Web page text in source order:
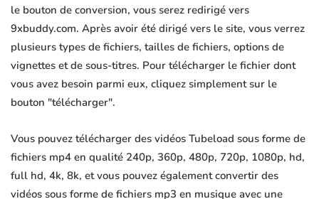
le bouton de conversion, vous serez redirigé vers
9xbuddy.com. Après avoir été dirigé vers le site, vous verrez
plusieurs types de fichiers, tailles de fichiers, options de
vignettes et de sous-titres. Pour télécharger le fichier dont
vous avez besoin parmi eux, cliquez simplement sur le
bouton "télécharger".
Vous pouvez télécharger des vidéos Tubeload sous forme de
fichiers mp4 en qualité 240p, 360p, 480p, 720p, 1080p, hd,
full hd, 4k, 8k, et vous pouvez également convertir des
vidéos sous forme de fichiers mp3 en musique avec une